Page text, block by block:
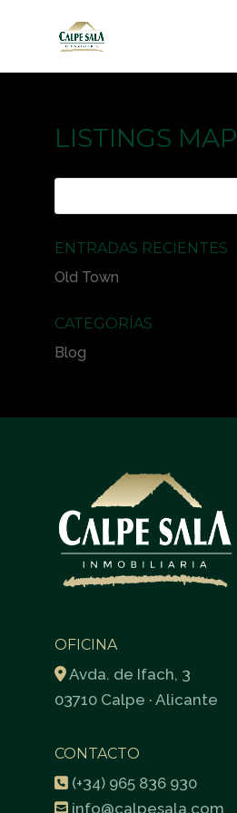
LISTINGS MAP
ENTRADAS RECIENTES
Old Town
CATEGORÍAS
Blog
OFICINA
Avda. de Ifach, 3
03710 Calpe · Alicante
CONTACTO
(+34) 965 836 930
info@calpesala.com